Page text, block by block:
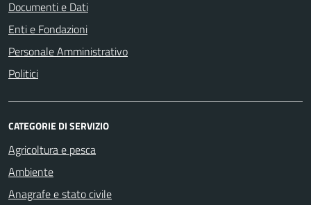
Documenti e Dati
Enti e Fondazioni
Personale Amministrativo
Politici
CATEGORIE DI SERVIZIO
Agricoltura e pesca
Ambiente
Anagrafe e stato civile